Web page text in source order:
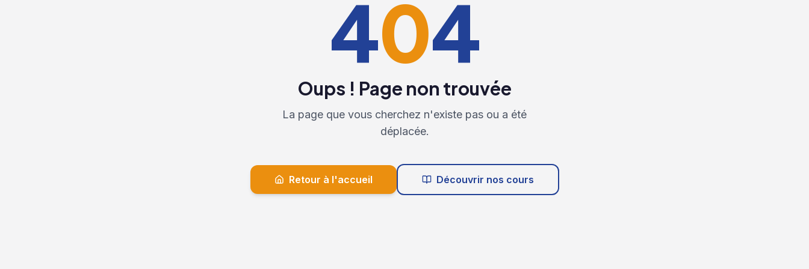
404
Oups ! Page non trouvée
La page que vous cherchez n'existe pas ou a été
déplacée.
Retour à l'accueil Découvrir nos cours